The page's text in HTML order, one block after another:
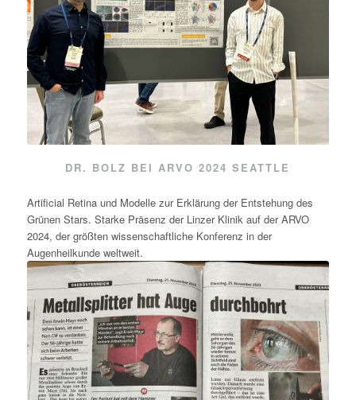
DR. BOLZ BEI ARVO 2024 SEATTLE
Artificial Retina und Modelle zur Erklärung der Entstehung des
Grünen Stars. Starke Präsenz der Linzer Klinik auf der ARVO
2024, der größten wissenschaftliche Konferenz in der
Augenheilkunde weltweit.